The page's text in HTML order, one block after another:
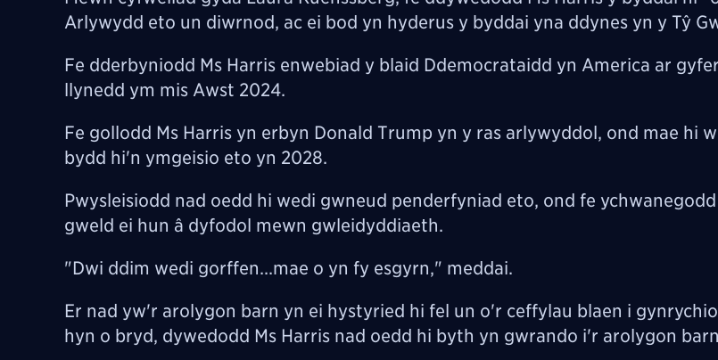
Arlywydd eto un diwrnod, ac ei bod yn hyderus y byddai yna ddynes yn y Tŷ
Fe dderbyniodd Ms Harris enwebiad y blaid Ddemocrataidd yn America ar
llynedd ym mis Awst 2024.
Fe gollodd Ms Harris yn erbyn Donald Trump yn y ras arlywyddol, ond mae hi
bydd hi'n ymgeisio eto yn 2028.
Pwysleisiodd nad oedd hi wedi gwneud penderfyniad eto, ond fe
gweld ei hun â dyfodol mewn gwleidyddiaeth.
"Dwi ddim wedi gorffen...mae o yn fy esgyrn," meddai.
Er nad yw'r arolygon barn yn ei hystyried hi fel un o'r ceffylau blaen i
hyn o bryd, dywedodd Ms Harris nad oedd hi byth yn gwrando i'r arolygon